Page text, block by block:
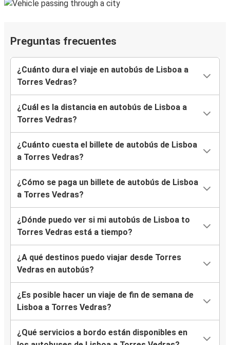
Preguntas frecuentes
¿Cuánto dura el viaje en autobús de Lisboa a
Torres Vedras?
¿Cuál es la distancia en autobús de Lisboa a
Torres Vedras?
¿Cuánto cuesta el billete de autobús de Lisboa
a Torres Vedras?
¿Cómo se paga un billete de autobús de Lisboa
a Torres Vedras?
¿Dónde puedo ver si mi autobús de Lisboa to
Torres Vedras está a tiempo?
¿A qué destinos puedo viajar desde Torres
Vedras en autobús?
¿Es posible hacer un viaje de fin de semana de
Lisboa a Torres Vedras?
¿Qué servicios a bordo están disponibles en